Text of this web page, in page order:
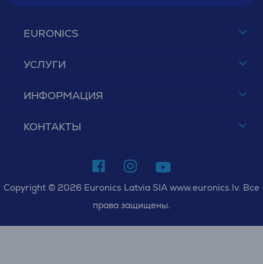
EURONICS
УСЛУГИ
ИНФОРМАЦИЯ
КОНТАКТЫ
Copyright © 2026 Euronics Latvia SIA www.euronics.lv. Все
права защищены.